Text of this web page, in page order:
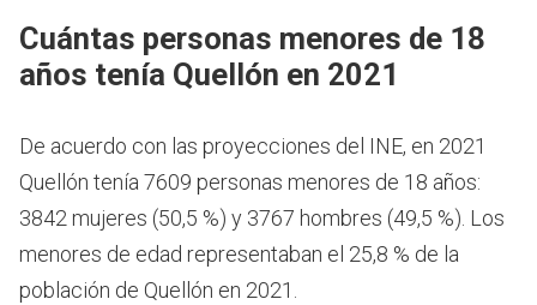
Cuántas personas menores de 18
años tenía Quellón en 2021
De acuerdo con las proyecciones del INE, en 2021
Quellón tenía 7609 personas menores de 18 años:
3842 mujeres (50,5 %) y 3767 hombres (49,5 %). Los
menores de edad representaban el 25,8 % de la
población de Quellón en 2021.